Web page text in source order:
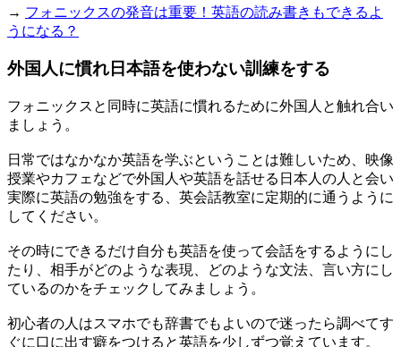
→ フォニックスの発音は重要！英語の読み書きもできるよ
うになる？
外国人に慣れ日本語を使わない訓練をする
フォニックスと同時に英語に慣れるために外国人と触れ合い
ましょう。
日常ではなかなか英語を学ぶということは難しいため、映像
授業やカフェなどで外国人や英語を話せる日本人の人と会い
実際に英語の勉強をする、英会話教室に定期的に通うように
してください。
その時にできるだけ自分も英語を使って会話をするようにし
たり、相手がどのような表現、どのような文法、言い方にし
ているのかをチェックしてみましょう。
初心者の人はスマホでも辞書でもよいので迷ったら調べてす
ぐに口に出す癖をつけると英語を少しずつ覚えています。